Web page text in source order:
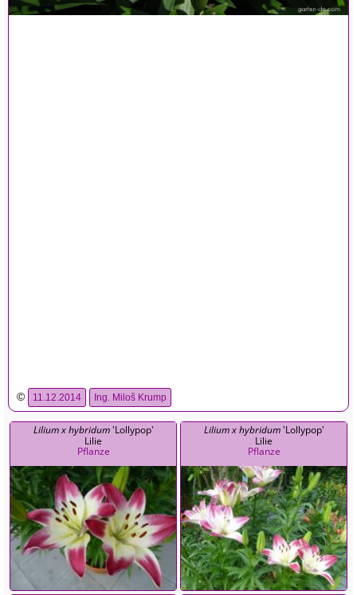
© 11.12.2014 Ing. Miloš Krump
Lilium x hybridum'Lollypop'
Lilie
Pflanze
Lilium x hybridum'Lollypop'
Lilie
Pflanze